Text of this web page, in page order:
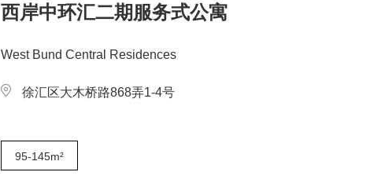
西岸中环汇二期服务式公寓
West Bund Central Residences
徐汇区大木桥路868弄1-4号
95-145m²